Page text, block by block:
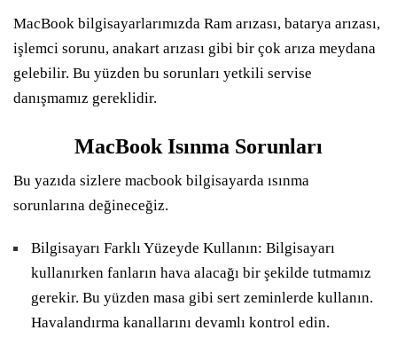
MacBook bilgisayarlarımızda Ram arızası, batarya arızası,
işlemci sorunu, anakart arızası gibi bir çok arıza meydana
gelebilir. Bu yüzden bu sorunları yetkili servise
danışmamız gereklidir.
MacBook Isınma Sorunları
Bu yazıda sizlere macbook bilgisayarda ısınma
sorunlarına değineceğiz.
Bilgisayarı Farklı Yüzeyde Kullanın: Bilgisayarı
kullanırken fanların hava alacağı bir şekilde tutmamız
gerekir. Bu yüzden masa gibi sert zeminlerde kullanın.
Havalandırma kanallarını devamlı kontrol edin.